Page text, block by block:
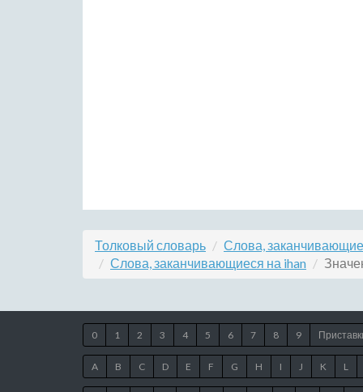
Толковый словарь
Слова,
Слова, заканчивающиеся на ihan
0 1 2 3 4 5 6 7 8 9
A B C D E F G H I J K L